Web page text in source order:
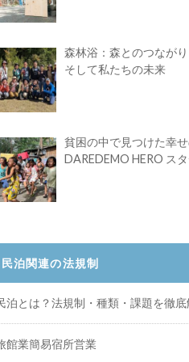
森林浴：森とのつながり
そして私たちの未来
貧困の中で見つけた幸せ
DAREDEMO HERO ス
民泊関連の法規制
泊とは？法規制・種類・課題を徹底
館業簡易宿所営業